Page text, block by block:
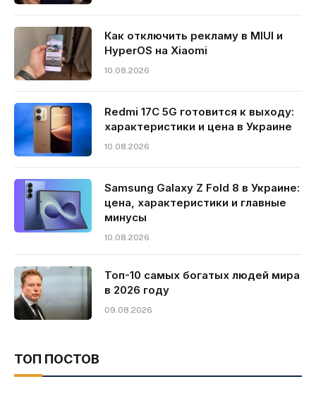
Как отключить рекламу в MIUI и
HyperOS на Xiaomi
10.08.2026
Redmi 17C 5G готовится к выходу:
характеристики и цена в Украине
10.08.2026
Samsung Galaxy Z Fold 8 в Украине:
цена, характеристики и главные
минусы
10.08.2026
Топ-10 самых богатых людей мира
в 2026 году
09.08.2026
ТОП ПОСТОВ